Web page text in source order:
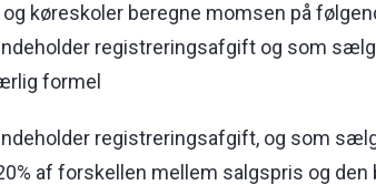
køreskoler beregne momsen på
registreringsafgift og som
formel
registreringsafgift, og som
af forskellen mellem salgspris og